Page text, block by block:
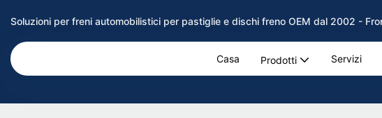
Soluzioni per freni automobilistici per pastiglie e dischi freno OEM dal 2002 -
Casa Prodotti Servizi